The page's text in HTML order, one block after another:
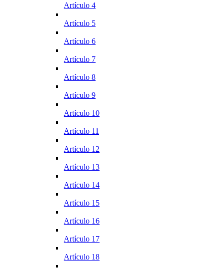
Artículo 4
Artículo 5
Artículo 6
Artículo 7
Artículo 8
Artículo 9
Artículo 10
Artículo 11
Artículo 12
Artículo 13
Artículo 14
Artículo 15
Artículo 16
Artículo 17
Artículo 18